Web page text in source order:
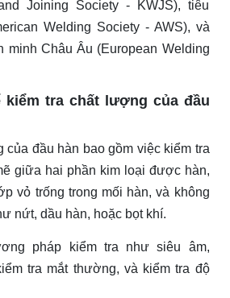
Joining Society - KWJS), tiêu
Welding Society - AWS), và
minh Châu Âu (European Welding
kiểm tra chất lượng của đầu
của đầu hàn bao gồm việc kiểm tra
giữa hai phần kim loại được hàn,
vỏ trống trong mối hàn, và không
nứt, dầu hàn, hoặc bọt khí.
pháp kiểm tra như siêu âm,
tra mắt thường, và kiểm tra độ